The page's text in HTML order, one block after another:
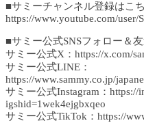
■サミーチャンネル登録はこ
https://www.youtube.com/user/
■サミー公式SNSフォロー＆
サミー公式X：https://x.com/
サミー公式LINE：
https://www.sammy.co.jp/
サミー公式Instagram：https://
igshid=1wek4ejgbxqeo
サミー公式TikTok：https://